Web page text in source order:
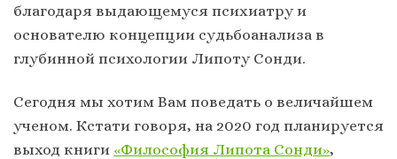
благодаря выдающемуся психиатру и
основателю концепции судьбоанализа в
глубинной психологии Липоту Сонди.
Сегодня мы хотим Вам поведать о величайшем
ученом. Кстати говоря, на 2020 год планируется
выход книги «Философия Липота Сонди»,